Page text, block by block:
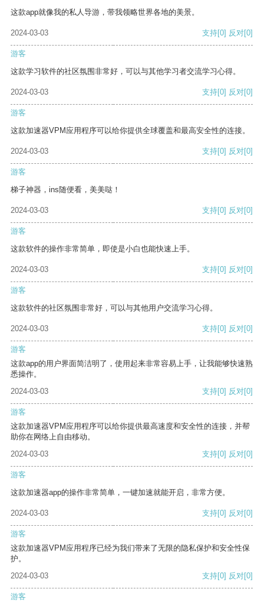
这款app就像我的私人导游，带我领略世界各地的美景。
2024-03-03 支持[0] 反对[0]
游客
这款学习软件的社区氛围非常好，可以与其他学习者交流学习心得。
2024-03-03 支持[0] 反对[0]
游客
这款加速器VPM应用程序可以给你提供全球覆盖和最高安全性的连接。
2024-03-03 支持[0] 反对[0]
游客
梯子神器，ins随便看，美美哒！
2024-03-03 支持[0] 反对[0]
游客
这款软件的操作非常简单，即使是小白也能快速上手。
2024-03-03 支持[0] 反对[0]
游客
这款软件的社区氛围非常好，可以与其他用户交流学习心得。
2024-03-03 支持[0] 反对[0]
游客
这款app的用户界面简洁明了，使用起来非常容易上手，让我能够快速熟
悉操作。
2024-03-03
支持[0] 反对[0]
游客
这款加速器VPM应用程序可以给你提供最高速度和安全性的连接，并帮
助你在网络上自由移动。
2024-03-03
支持[0] 反对[0]
游客
这款加速器app的操作非常简单，一键加速就能开启，非常方便。
2024-03-03 支持[0] 反对[0]
游客
这款加速器VPM应用程序已经为我们带来了无限的隐私保护和安全性保
护。
2024-03-03
支持[0] 反对[0]
游客